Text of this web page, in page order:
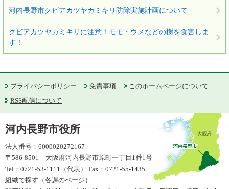
河内長野市クビアカツヤカミキリ防除実施計画について
クビアカツヤカミキリに注意！モモ・ウメなどの樹を食害しま
す！
プライバシーポリシー 免責事項
このホームページについて
RSS配信について
河内長野市役所
法人番号：6000020272167
〒586-8501 大阪府河内長野市原町一丁目1番1号
Tel：0721-53-1111（代表） Fax：0721-55-1435
組織で探す（各課のページ）